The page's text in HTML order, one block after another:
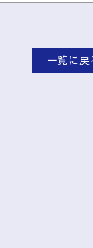
一覧に戻